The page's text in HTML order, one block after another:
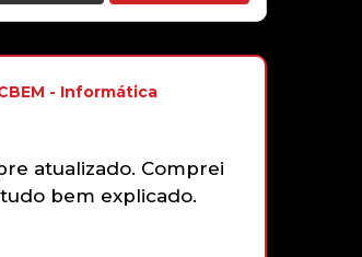
BATERIA SAMSUNG GALAXY S9
era:
é:
- Informática
atualizado. Comprei
bem explicado.